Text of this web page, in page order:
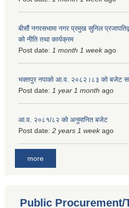
बीसौं नगरसभामा नगर प्रमुख सुनिल
को नीति तथा कार्यक्रम
Post date: 1 month 1 weekago
भक्तपुर नपाको आ.व. २०८२।८३ को बजेट
Post date: 1 year 1 month ago
आ.व. २०८१/८२ को अनुमानित बजेट
Post date: 2 years 1 weekago
more
Public Procurement/